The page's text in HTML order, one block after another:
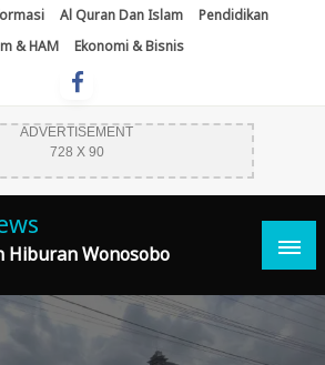
Al Quran Dan Islam
Pendidikan
& HAM
Ekonomi & Bisnis
ADVERTISEMENT
728 X 90
Hiburan Wonosobo